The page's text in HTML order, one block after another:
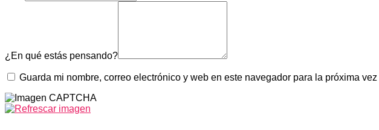
¿En qué estás pensando?
Guarda mi nombre, correo electrónico y web en este navegador para la próxima